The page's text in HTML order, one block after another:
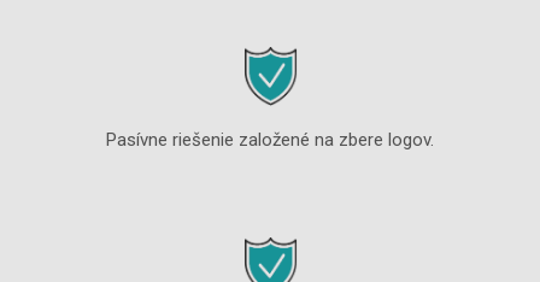
Pasívne riešenie založené na zbere logov.